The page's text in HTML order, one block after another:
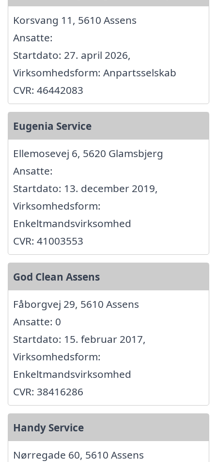
Korsvang 11, 5610 Assens
Ansatte:
Startdato: 27. april 2026,
Virksomhedsform: Anpartsselskab
CVR: 46442083
Eugenia Service
Ellemosevej 6, 5620 Glamsbjerg
Ansatte:
Startdato: 13. december 2019,
Virksomhedsform:
Enkeltmandsvirksomhed
CVR: 41003553
God Clean Assens
Fåborgvej 29, 5610 Assens
Ansatte: 0
Startdato: 15. februar 2017,
Virksomhedsform:
Enkeltmandsvirksomhed
CVR: 38416286
Handy Service
Nørregade 60, 5610 Assens